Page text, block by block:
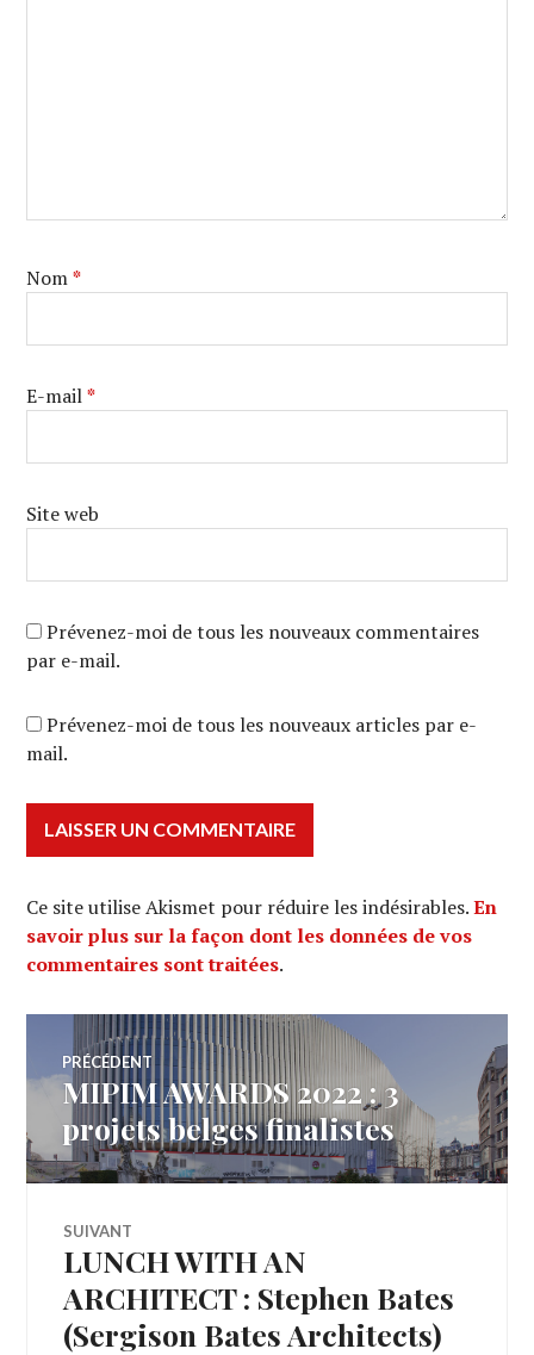
Nom*
E-mail*
Site web
Prévenez-moi de tous les nouveaux commentaires
par e-mail.
Prévenez-moi de tous les nouveaux articles par e-
mail.
Ce site utilise Akismet pour réduire les indésirables.En
savoir plus sur la façon dont les données de vos
commentaires sont traitées.
Navigation
de
l’article
PRÉCÉDENT
Article
précédent :
MIPIM AWARDS 2022 : 3
projets belges finalistes
SUIVANT
Article
LUNCH WITH AN
ARCHITECT : Stephen Bates
(Sergison Bates Architects)